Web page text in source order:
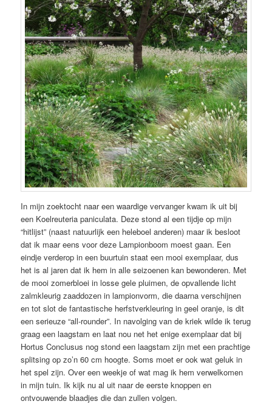
In mijn zoektocht naar een waardige vervanger kwam ik uit bij
een Koelreuteria paniculata. Deze stond al een tijdje op mijn
“hitlijst” (naast natuurlijk een heleboel anderen) maar ik besloot
dat ik maar eens voor deze Lampionboom moest gaan. Een
eindje verderop in een buurtuin staat een mooi exemplaar, dus
het is al jaren dat ik hem in alle seizoenen kan bewonderen. Met
de mooi zomerbloei in losse gele pluimen, de opvallende licht
zalmkleurig zaaddozen in lampionvorm, die daarna verschijnen
en tot slot de fantastische herfstverkleuring in geel oranje, is dit
een serieuze “all-rounder”. In navolging van de kriek wilde ik terug
graag een laagstam en laat nou net het enige exemplaar dat bij
Hortus Conclusus nog stond een laagstam zijn met een prachtige
splitsing op zo’n 60 cm hoogte. Soms moet er ook wat geluk in
het spel zijn. Over een weekje of wat mag ik hem verwelkomen
in mijn tuin. Ik kijk nu al uit naar de eerste knoppen en
ontvouwende blaadjes die dan zullen volgen.